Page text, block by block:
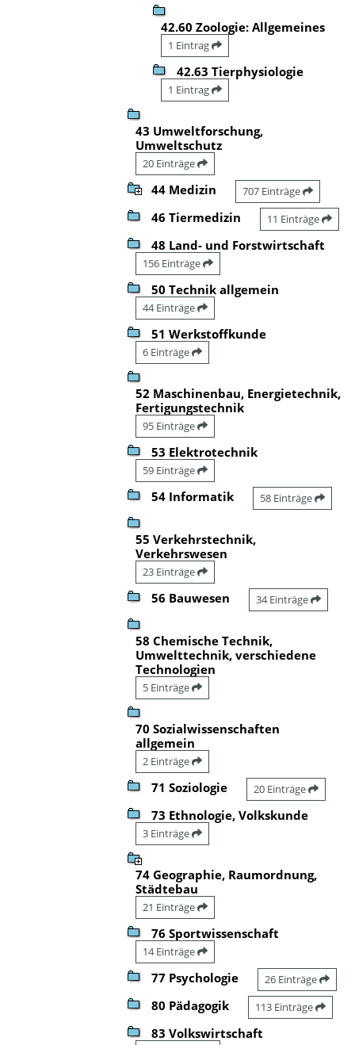
42.60 Zoologie: Allgemeines
1 Eintrag
42.63 Tierphysiologie
1 Eintrag
43 Umweltforschung,
Umweltschutz
20 Einträge
44 Medizin 707 Einträge
46 Tiermedizin 11 Einträge
48 Land- und Forstwirtschaft
156 Einträge
50 Technik allgemein
44 Einträge
51 Werkstoffkunde
6 Einträge
52 Maschinenbau, Energietechnik,
Fertigungstechnik
95 Einträge
53 Elektrotechnik
59 Einträge
54 Informatik 58 Einträge
55 Verkehrstechnik,
Verkehrswesen
23 Einträge
56 Bauwesen 34 Einträge
58 Chemische Technik,
Umwelttechnik, verschiedene
Technologien
5 Einträge
70 Sozialwissenschaften
allgemein
2 Einträge
71 Soziologie 20 Einträge
73 Ethnologie, Volkskunde
3 Einträge
74 Geographie, Raumordnung,
Städtebau
21 Einträge
76 Sportwissenschaft
14 Einträge
77 Psychologie 26 Einträge
80 Pädagogik 113 Einträge
83 Volkswirtschaft